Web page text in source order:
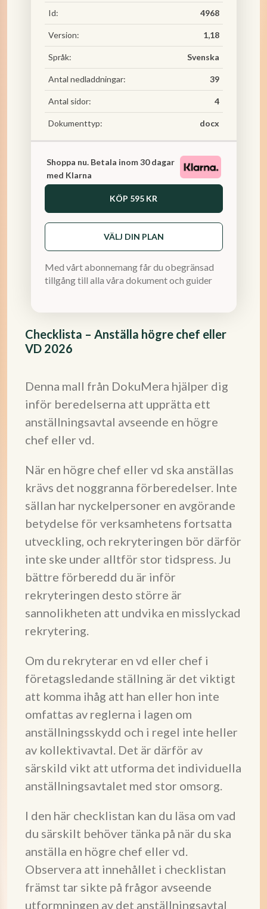
Checklista – Anställa högre chef eller
VD 2026
Denna mall från DokuMera hjälper dig
inför beredelserna att upprätta ett
anställningsavtal avseende en högre
chef eller vd.
När en högre chef eller vd ska anställas
krävs det noggranna förberedelser. Inte
sällan har nyckelpersoner en avgörande
betydelse för verksamhetens fortsatta
utveckling, och rekryteringen bör därför
inte ske under alltför stor tidspress. Ju
bättre förberedd du är inför
rekryteringen desto större är
sannolikheten att undvika en misslyckad
rekrytering.
Om du rekryterar en vd eller chef i
företagsledande ställning är det viktigt
att komma ihåg att han eller hon inte
omfattas av reglerna i lagen om
anställningsskydd och i regel inte heller
av kollektivavtal. Det är därför av
särskild vikt att utforma det individuella
anställningsavtalet med stor omsorg.
I den här checklistan kan du läsa om vad
du särskilt behöver tänka på när du ska
anställa en högre chef eller vd.
Observera att innehållet i checklistan
främst tar sikte på frågor avseende
utformningen av det anställningsavtal
Id: 4968
Version: 1,18
Språk: Svenska
Antal nedladdningar: 39
Antal sidor: 4
Dokumenttyp: docx
Shoppa nu. Betala inom 30 dagar
med Klarna
KÖP 595 KR
VÄLJ DIN PLAN
Med vårt abonnemang får du obegränsad
tillgång till alla våra dokument och guider